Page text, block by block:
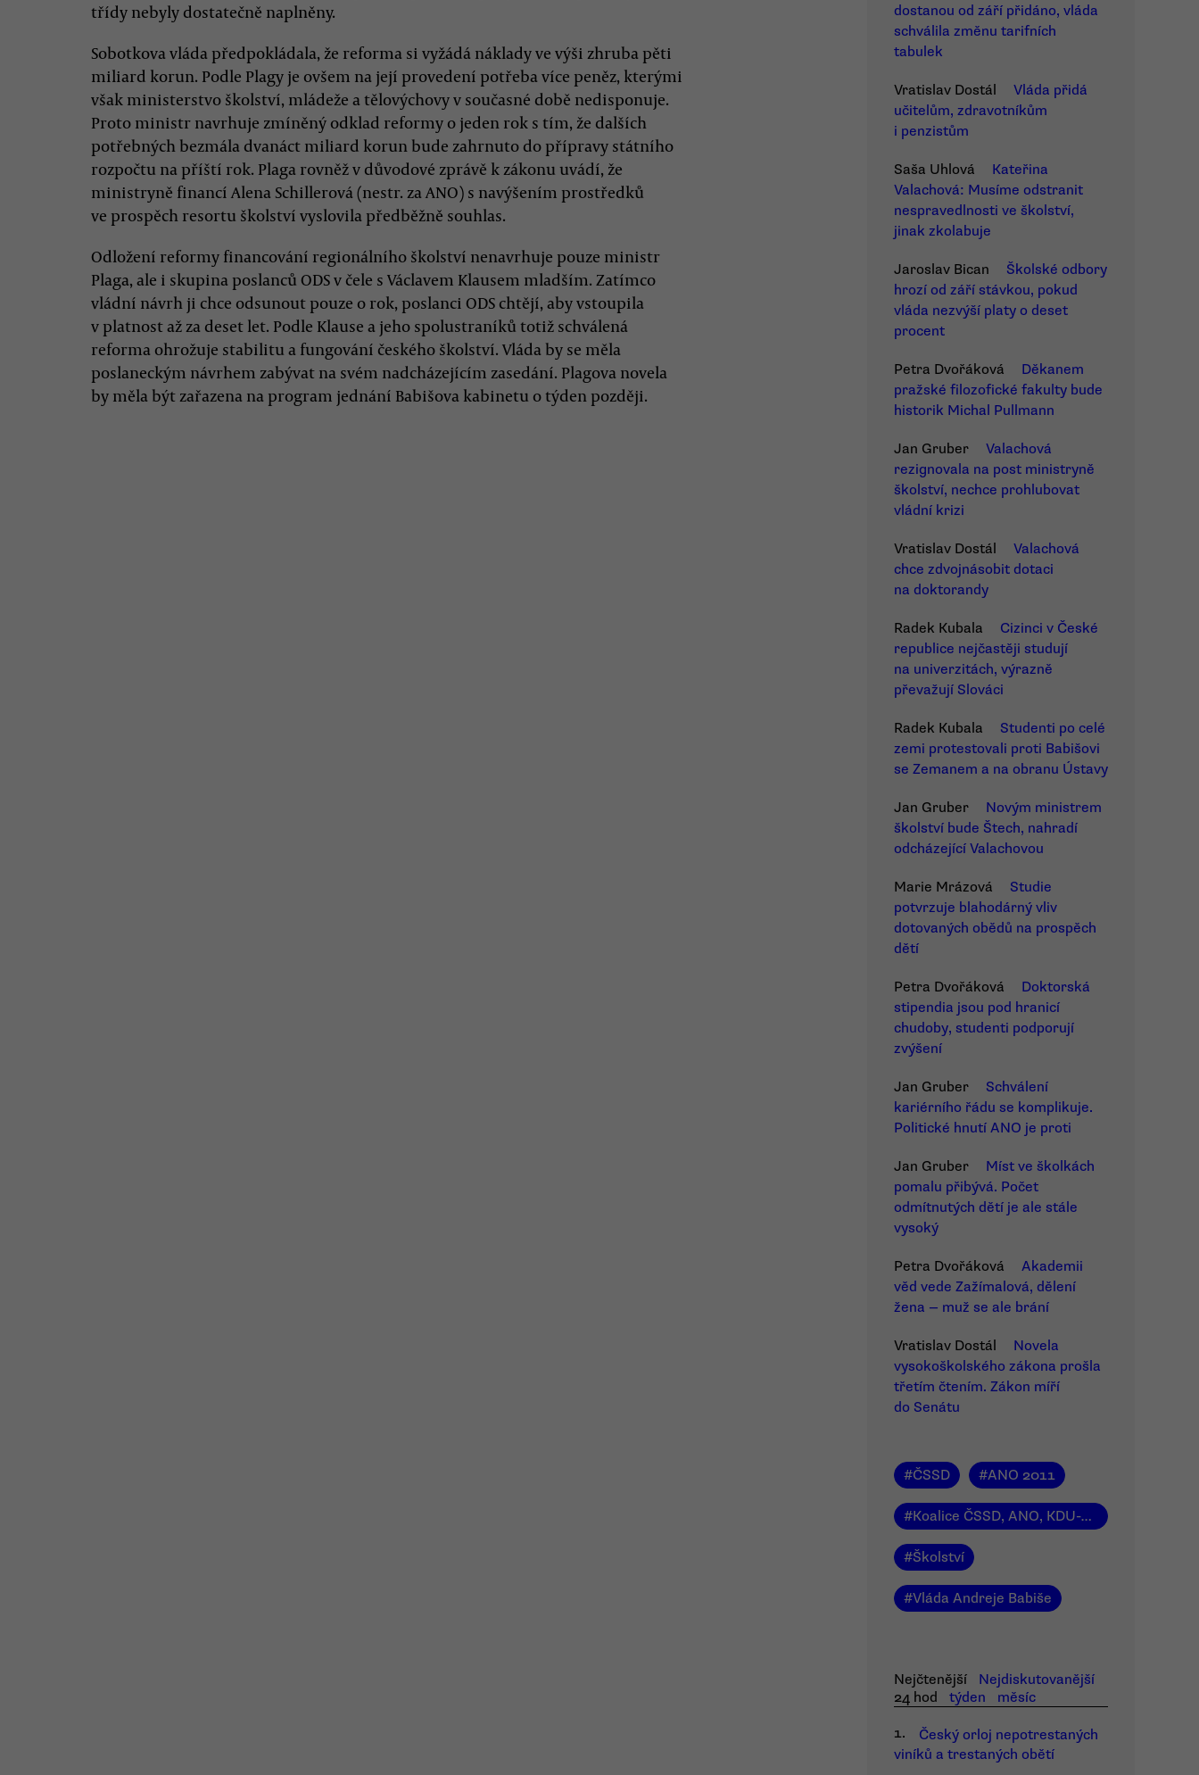
třídy nebyly dostatečně naplněny.
Sobotkova vláda předpokládala, že reforma si vyžádá náklady ve výši zhruba pěti
miliard korun. Podle Plagy je ovšem na její provedení potřeba více peněz, kterými
však ministerstvo školství, mládeže a tělovýchovy v současné době nedisponuje.
Proto ministr navrhuje zmíněný odklad reformy o jeden rok s tím, že dalších
potřebných bezmála dvanáct miliard korun bude zahrnuto do přípravy státního
rozpočtu na příští rok. Plaga rovněž v důvodové zprávě k zákonu uvádí, že
ministryně financí Alena Schillerová (nestr. za ANO) s navýšením prostředků
ve prospěch resortu školství vyslovila předběžně souhlas.
Odložení reformy financování regionálního školství nenavrhuje pouze ministr
Plaga, ale i skupina poslanců ODS v čele s Václavem Klausem mladším. Zatímco
vládní návrh ji chce odsunout pouze o rok, poslanci ODS chtějí, aby vstoupila
v platnost až za deset let. Podle Klause a jeho spolustraníků totiž schválená
reforma ohrožuje stabilitu a fungování českého školství. Vláda by se měla
poslaneckým návrhem zabývat na svém nadcházejícím zasedání. Plagova novela
by měla být zařazena na program jednání Babišova kabinetu o týden později.
dostanou od září přidáno, vláda
schválila změnu tarifních
tabulek
Vratislav Dostál
Vláda přidá
učitelům, zdravotníkům
i penzistům
Saša Uhlová
Kateřina
Valachová: Musíme odstranit
nespravedlnosti ve školství,
jinak zkolabuje
Jaroslav Bican
Školské odbory
hrozí od září stávkou, pokud
vláda nezvýší platy o deset
procent
Petra Dvořáková
Děkanem
pražské filozofické fakulty bude
historik Michal Pullmann
Jan Gruber
Valachová
rezignovala na post ministryně
školství, nechce prohlubovat
vládní krizi
Vratislav Dostál
Valachová
chce zdvojnásobit dotaci
na doktorandy
Radek Kubala
Cizinci v České
republice nejčastěji studují
na univerzitách, výrazně
převažují Slováci
Radek Kubala
Studenti po celé
zemi protestovali proti Babišovi
se Zemanem a na obranu Ústavy
Jan Gruber
Novým ministrem
školství bude Štech, nahradí
odcházející Valachovou
Marie Mrázová
Studie
potvrzuje blahodárný vliv
dotovaných obědů na prospěch
dětí
Petra Dvořáková
Doktorská
stipendia jsou pod hranicí
chudoby, studenti podporují
zvýšení
Jan Gruber
Schválení
kariérního řádu se komplikuje.
Politické hnutí ANO je proti
Jan Gruber
Míst ve školkách
pomalu přibývá. Počet
odmítnutých dětí je ale stále
vysoký
Petra Dvořáková
Akademii
věd vede Zažímalová, dělení
žena — muž se ale brání
Vratislav Dostál
Novela
vysokoškolského zákona prošla
třetím čtením. Zákon míří
do Senátu
#ČSSD #ANO 2011
#Koalice ČSSD, ANO, KDU-ČSL
#Školství
#Vláda Andreje Babiše
Nejčtenější
Nejdiskutovanější
24 hod
týden
měsíc
1.
Český orloj nepotrestaných
viníků a trestaných obětí